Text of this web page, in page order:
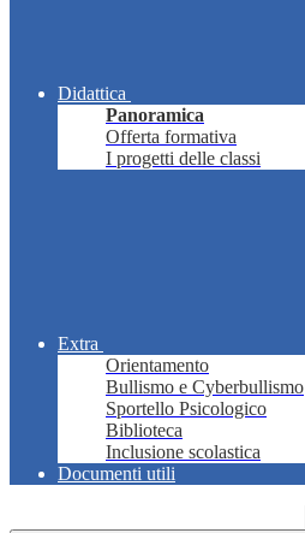
Didattica
Panoramica
Offerta formativa
I progetti delle classi
Extra
Orientamento
Bullismo e Cyberbullismo
Sportello Psicologico
Biblioteca
Inclusione scolastica
Documenti utili